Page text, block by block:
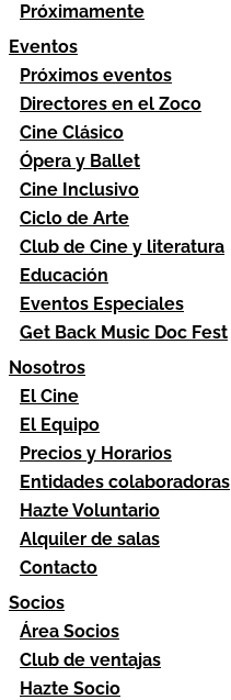
Próximamente
Eventos
Próximos eventos
Directores en el Zoco
Cine Clásico
Ópera y Ballet
Cine Inclusivo
Ciclo de Arte
Club de Cine y literatura
Educación
Eventos Especiales
Get Back Music Doc Fest
Nosotros
El Cine
El Equipo
Precios y Horarios
Entidades colaboradoras
Hazte Voluntario
Alquiler de salas
Contacto
Socios
Área Socios
Club de ventajas
Hazte Socio